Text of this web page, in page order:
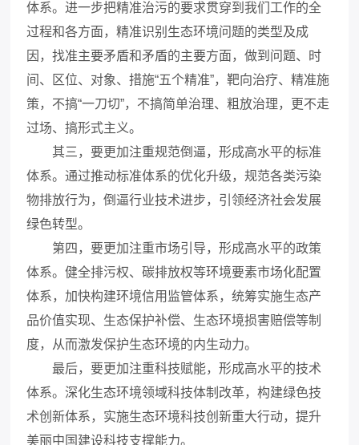
体系。进一步把精准治污的要求贯穿到我们工作的全
过程和各方面，精准识别生态环境问题的类型及成
因，找准主要矛盾和矛盾的主要方面，做到问题、时
间、区位、对象、措施“五个精准”，靶向治疗、精准施
策，不搞“一刀切”，不搞简单治理、粗放治理，更不走
过场、搞形式主义。
其三，要更加注重规范倒逼，形成高水平的标准
体系。通过推动标准体系的优化升级，规范各类污染
物排放行为，倒逼行业技术进步，引领经济社会发展
绿色转型。
第四，要更加注重市场引导，形成高水平的政策
体系。健全排污权、碳排放权等环境要素市场化配置
体系，加快构建环境信用监管体系，统筹实施生态产
品价值实现、生态保护补偿、生态环境损害赔偿等制
度，从而激发保护生态环境的内生动力。
最后，要更加注重科技赋能，形成高水平的技术
体系。深化生态环境领域科技体制改革，构建绿色技
术创新体系，实施生态环境科技创新重大行动，提升
美丽中国建设科技支撑能力。